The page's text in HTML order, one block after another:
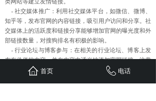
类网站等建立友情链接。
- 社交媒体推广：利用社交媒体平台，如微信、微博、
知乎等，发布官网的内容链接，吸引用户访问和分享。社
交媒体上的活跃度和链接分享能够增加官网的曝光度和外
部链接数量，对搜狗排名有积极的影响。
- 行业论坛与博客参与：在相关的行业论坛、博客上发
布有价值的内容，并在内容中适当地添加官网链接。注意
要遵守论坛和博客的规则，避免过度营销，以免被管理员
首页 电话